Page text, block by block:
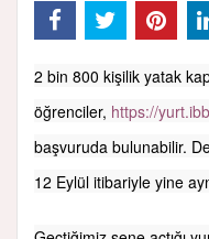
2 bin 800 kişilik yatak
öğrenciler, https://
başvuruda bulunabilir.
12 Eylül itibariyle yine